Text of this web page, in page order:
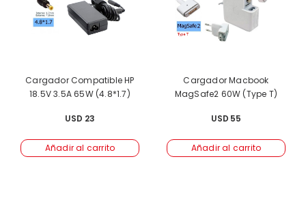
Cargador Compatible HP
18.5V 3.5A 65W (4.8*1.7)
USD 23
Añadir al carrito
Cargador Macbook
MagSafe2 60W (Type T)
USD 55
Añadir al carrito